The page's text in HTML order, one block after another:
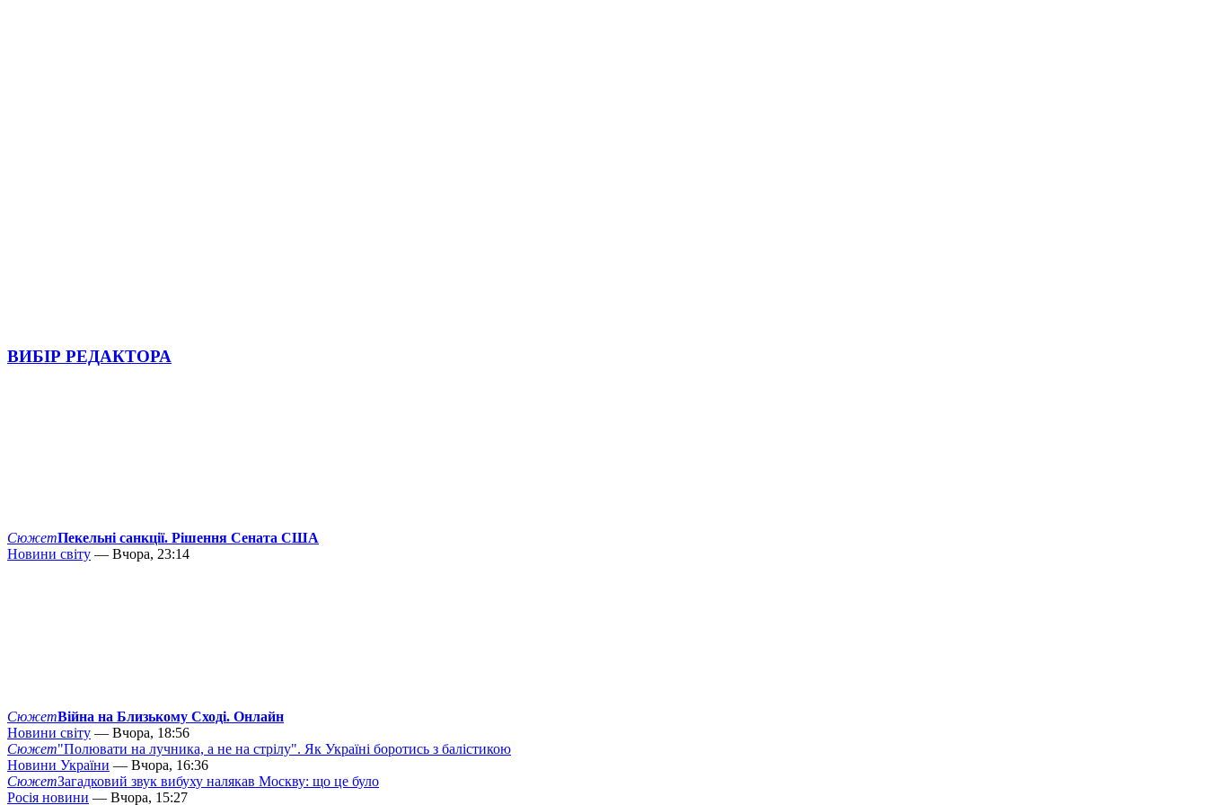
ВИБІР РЕДАКТОРА
СюжетПекельні санкції. Рішення Сената США
Новини світу — Вчора, 23:14
СюжетВійна на Близькому Сході. Онлайн
Новини світу — Вчора, 18:56
Сюжет"Полювати на лучника, а не на стрілу". Як Україні боротись з балістикою
Новини України — Вчора, 16:36
СюжетЗагадковий звук вибуху налякав Москву: що це було
Росія новини — Вчора, 15:27